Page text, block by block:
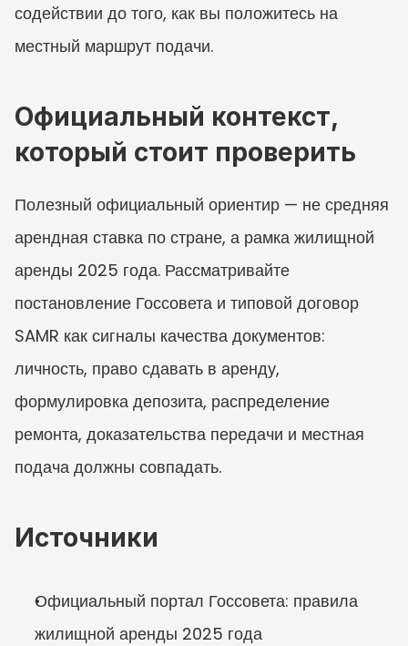
содействии до того, как вы положитесь на
местный маршрут подачи.
Официальный контекст,
который стоит проверить
Полезный официальный ориентир — не средняя
арендная ставка по стране, а рамка жилищной
аренды 2025 года. Рассматривайте
постановление Госсовета и типовой договор
SAMR как сигналы качества документов:
личность, право сдавать в аренду,
формулировка депозита, распределение
ремонта, доказательства передачи и местная
подача должны совпадать.
Источники
Официальный портал Госсовета: правила
жилищной аренды 2025 года